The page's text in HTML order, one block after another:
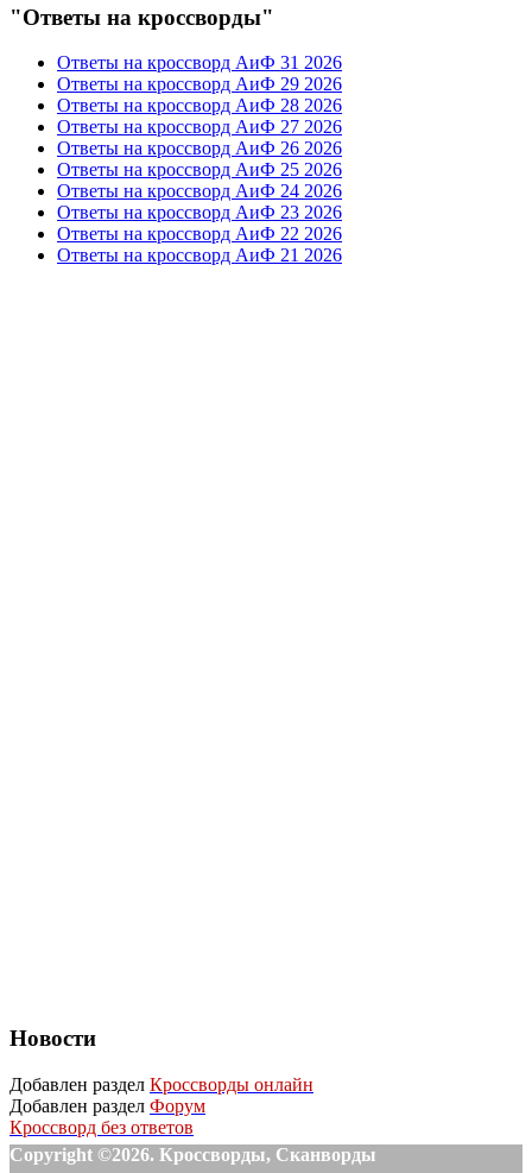
"Ответы на кроссворды"
Ответы на кроссворд АиФ 31 2026
Ответы на кроссворд АиФ 29 2026
Ответы на кроссворд АиФ 28 2026
Ответы на кроссворд АиФ 27 2026
Ответы на кроссворд АиФ 26 2026
Ответы на кроссворд АиФ 25 2026
Ответы на кроссворд АиФ 24 2026
Ответы на кроссворд АиФ 23 2026
Ответы на кроссворд АиФ 22 2026
Ответы на кроссворд АиФ 21 2026
Новости
Добавлен раздел Кроссворды онлайн
Добавлен раздел Форум
Кроссворд без ответов
Copyright ©2026. Кроссворды, Сканворды